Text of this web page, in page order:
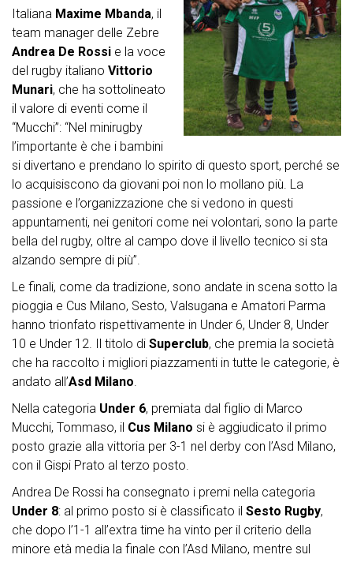
Italiana Maxime Mbanda, il
team manager delle Zebre
Andrea De Rossi e la voce
del rugby italiano Vittorio
Munari, che ha sottolineato
il valore di eventi come il
“Mucchi”: “Nel minirugby
l’importante è che i bambini
si divertano e prendano lo spirito di questo sport, perché se
lo acquisiscono da giovani poi non lo mollano più. La
passione e l’organizzazione che si vedono in questi
appuntamenti, nei genitori come nei volontari, sono la parte
bella del rugby, oltre al campo dove il livello tecnico si sta
alzando sempre di più”.
Le finali, come da tradizione, sono andate in scena sotto la
pioggia e Cus Milano, Sesto, Valsugana e Amatori Parma
hanno trionfato rispettivamente in Under 6, Under 8, Under
10 e Under 12. Il titolo di Superclub, che premia la società
che ha raccolto i migliori piazzamenti in tutte le categorie, è
andato all’Asd Milano.
Nella categoria Under 6, premiata dal figlio di Marco
Mucchi, Tommaso, il Cus Milano si è aggiudicato il primo
posto grazie alla vittoria per 3-1 nel derby con l’Asd Milano,
con il Gispi Prato al terzo posto.
Andrea De Rossi ha consegnato i premi nella categoria
Under 8: al primo posto si è classificato il Sesto Rugby,
che dopo l’1-1 all’extra time ha vinto per il criterio della
minore età media la finale con l’Asd Milano, mentre sul